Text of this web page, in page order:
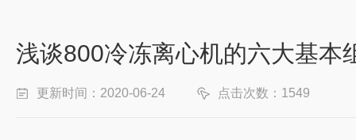
浅谈800冷冻离心机的六大基本
更新时间：2020-06-24 点击次数：1549